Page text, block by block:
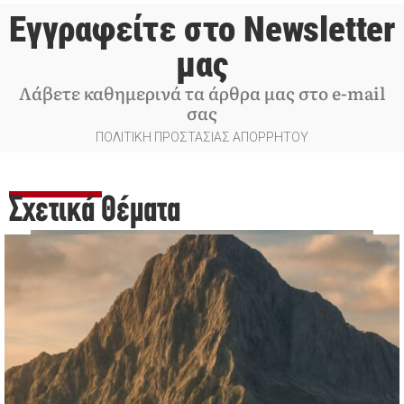
Εγγραφείτε στο Newsletter
μας
Λάβετε καθημερινά τα άρθρα μας στο e-mail
σας
ΠΟΛΙΤΙΚΗ ΠΡΟΣΤΑΣΙΑΣ ΑΠΟΡΡΗΤΟΥ
Σχετικά Θέματα